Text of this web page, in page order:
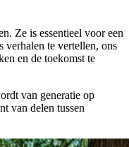
Ze is essentieel voor een
verhalen te vertellen, ons
en de toekomst te
van generatie op
van delen tussen